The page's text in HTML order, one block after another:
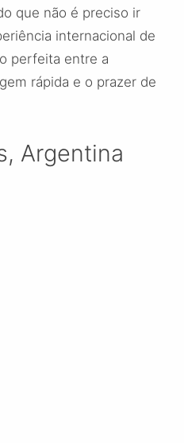
que não é preciso ir
internacional de
perfeita entre a
rápida e o prazer de
Argentina